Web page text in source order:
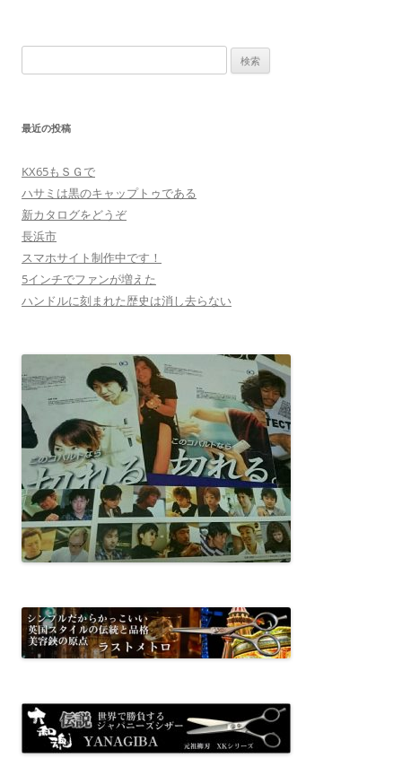
索:
最近の投稿
KX65もＳＧで
ハサミは黒のキャップトゥである
新カタログをどうぞ
長浜市
スマホサイト制作中です！
5インチでファンが増えた
ハンドルに刻まれた歴史は消し去らない